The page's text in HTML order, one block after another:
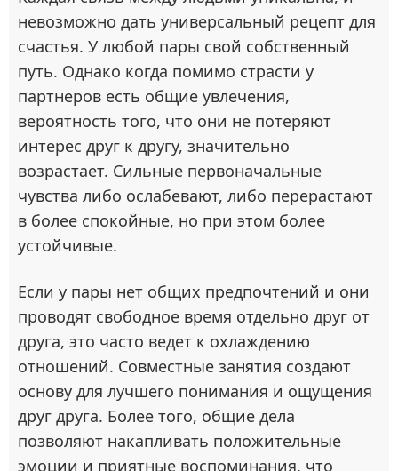
невозможно дать универсальный рецепт для
счастья. У любой пары свой собственный
путь. Однако когда помимо страсти у
партнеров есть общие увлечения,
вероятность того, что они не потеряют
интерес друг к другу, значительно
возрастает. Сильные первоначальные
чувства либо ослабевают, либо перерастают
в более спокойные, но при этом более
устойчивые.
Если у пары нет общих предпочтений и они
проводят свободное время отдельно друг от
друга, это часто ведет к охлаждению
отношений. Совместные занятия создают
основу для лучшего понимания и ощущения
друг друга. Более того, общие дела
позволяют накапливать положительные
эмоции и приятные воспоминания, что